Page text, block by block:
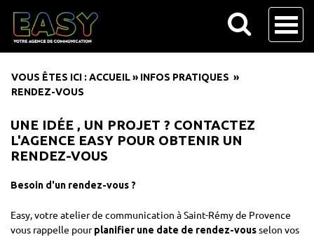
VOUS ÊTES ICI : ACCUEIL» INFOS PRATIQUES »
RENDEZ-VOUS
UNE IDÉE , UN PROJET ? CONTACTEZ
L'AGENCE EASY POUR OBTENIR UN
RENDEZ-VOUS
Besoin d'un rendez-vous ?
Easy, votre atelier de communication à Saint-Rémy de Provence
vous rappelle pourplanifier une date de rendez-vousselon vos